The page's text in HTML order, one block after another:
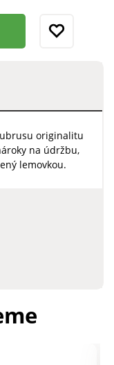
originalitu
na údržbu,
lemovkou.